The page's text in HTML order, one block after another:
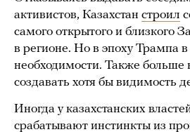
активистов, Казахстан строил
самого открытого и близкого
в регионе. Но в эпоху Трампа
необходимости. Также больше
создавать хотя бы видимость
Иногда у казахстанских
срабатывают инстинкты из